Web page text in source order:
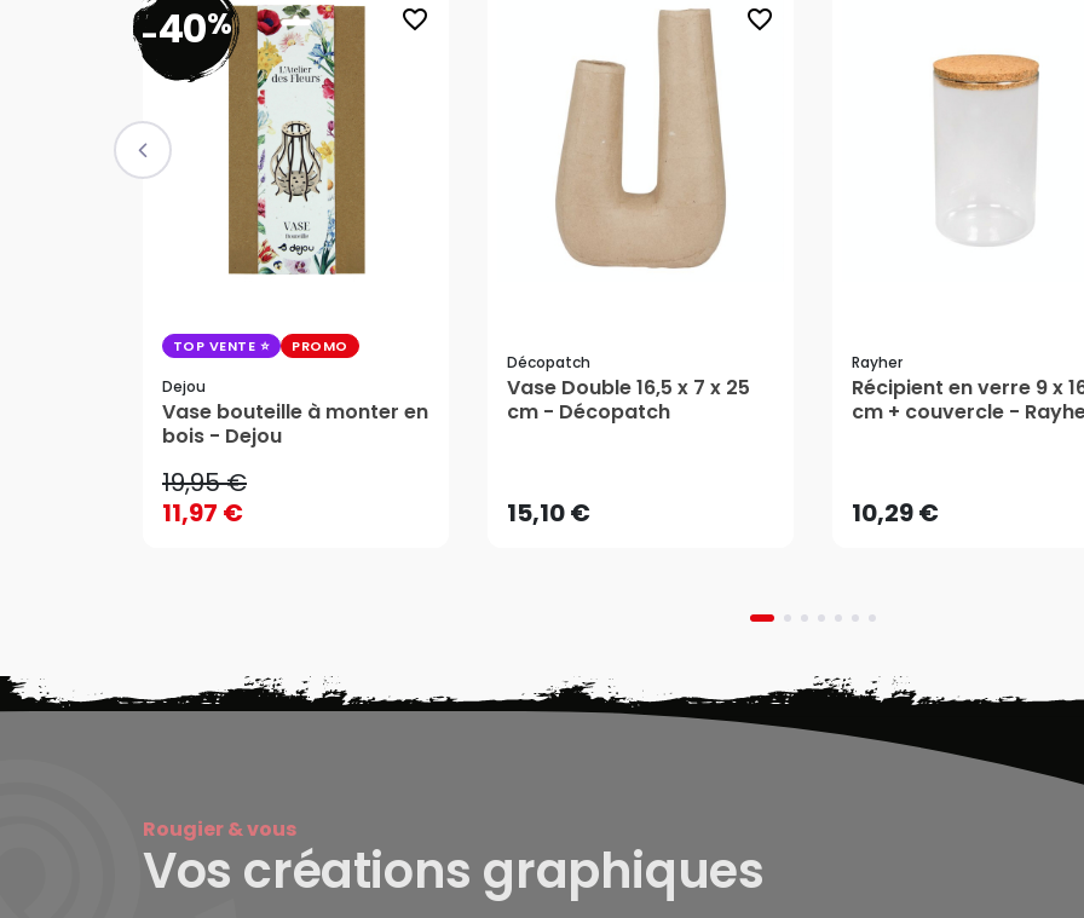
favorite_border
-40%
TOP VENTE PROMO
Dejou
Vase bouteille à monter en
bois - Dejou
19,95 €
11,97 €
19,95 €
11,97 €
favorite_border
Décopatch
Vase Double 16,5 x 7 x 25
cm - Décopatch
15,10 €AJOUTER AU PANIER
Rayher
Récipient en verre 9 x
cm + couvercle -
10,29 €AJOUTER AU PANIER
Rougier & vous
Vos créations graphiques